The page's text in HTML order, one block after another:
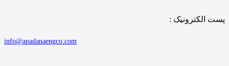
پست الکترونیک :
info@apadanaengco.com